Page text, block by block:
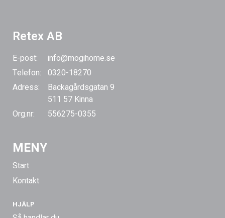
Retex AB
E-post:
info@mogihome.se
Telefon: 0320-18270
Adress:
Backagårdsgatan 9
511 57 Kinna
Org.nr:
556275-0355
MENY
Start
Kontakt
HJÄLP